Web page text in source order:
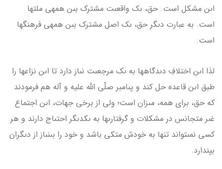
اىن مشكل است. حق، ىک واقعىت مشترک بىن همه­ى ملت­ها
است. به عبارت دىگر حق، ىک اصل مشترک بىن همه­ى فرهنگ­ها
است.
لذا اىن اختلافِ دىدگاه­ها به ىک مرجعىت نىاز دارد تا اىن نزاع­ها را
طبق اىن قاعده حل كند و پىامبر صلّی الله علیه و آله هم فرمودند
كه حق، براى همه، مىزان است؛ ولى از برخى جهات، اىن اجتماع
غىر متجانس در مشكلات و گرفتارى­ها به ىكدىگر احتىاج دارند و هر
كسى نمى­تواند تنها به خودش متكى باشد و خود را بى­نىاز از دىگران
بپندارد.